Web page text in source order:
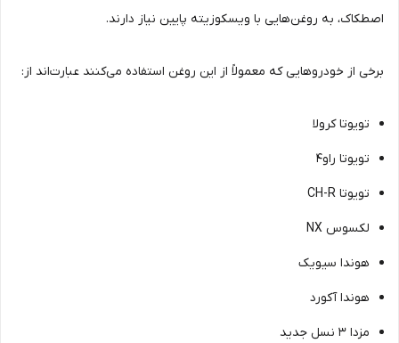
اصطکاک، به روغن‌هایی با ویسکوزیته پایین نیاز دارند.
برخی از خودروهایی که معمولاً از این روغن استفاده می‌کنند عبارت‌اند از:
تویوتا کرولا
تویوتا راو4
تویوتا CH-R
لکسوس NX
هوندا سیویک
هوندا آکورد
مزدا 3 نسل جدید